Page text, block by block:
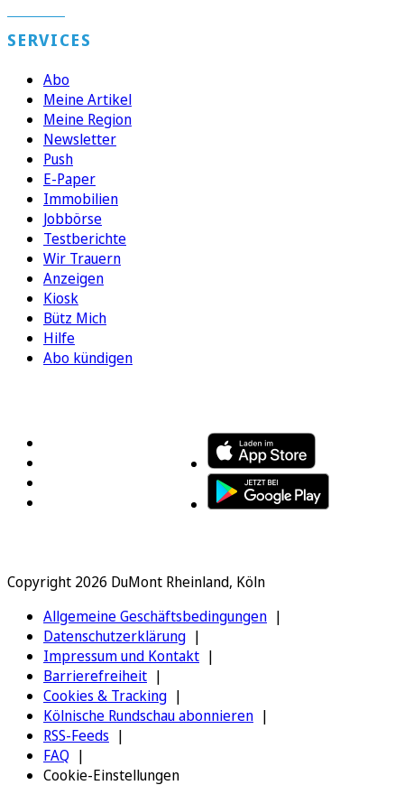
SERVICES
Abo
Meine Artikel
Meine Region
Newsletter
Push
E-Paper
Immobilien
Jobbörse
Testberichte
Wir Trauern
Anzeigen
Kiosk
Bütz Mich
Hilfe
Abo kündigen
Copyright 2026 DuMont Rheinland, Köln
Allgemeine Geschäftsbedingungen
Datenschutzerklärung
Impressum und Kontakt
Barrierefreiheit
Cookies & Tracking
Kölnische Rundschau abonnieren
RSS-Feeds
FAQ
Cookie-Einstellungen